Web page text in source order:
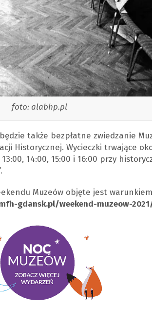
foto: alabhp.pl
także bezpłatne zwiedzanie
Historycznej. Wycieczki trwające
14:00, 15:00 i 16:00 przy
Muzeów objęte jest
gdansk.pl/weekend-muzeow-